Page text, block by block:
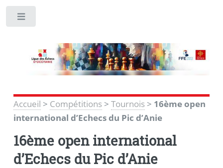
Accueil > Compétitions> Tournois> 16ème open
international d’Echecs du Pic d’Anie
16ème open international
d’Echecs du Pic d’Anie